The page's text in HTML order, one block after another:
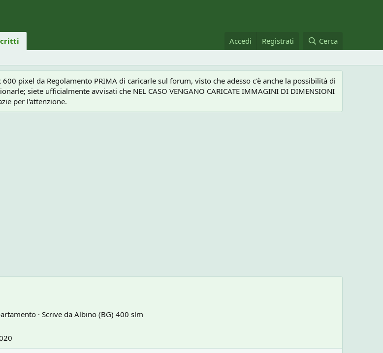
Accedi Registrati Cerca
pixel da Regolamento PRIMA di caricarle sul forum, visto che adesso c'è anche la possibilità di
siete ufficialmente avvisati che NEL CASO VENGANO CARICATE IMMAGINI DI DIMENSIONI
per l'attenzione.
· Scrive da Albino (BG) 400 slm